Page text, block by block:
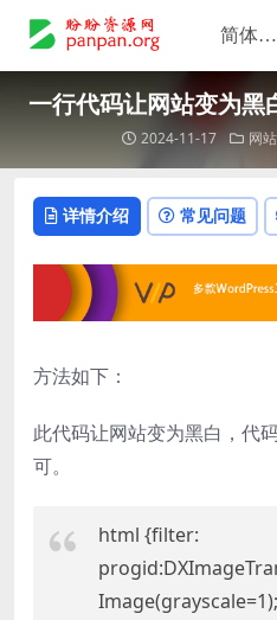
一行代码让网站变为黑
2024-11-17 网
详情介绍 常见问题
方法如下：
此代码让网站变为黑白，代
可。
html {filter: